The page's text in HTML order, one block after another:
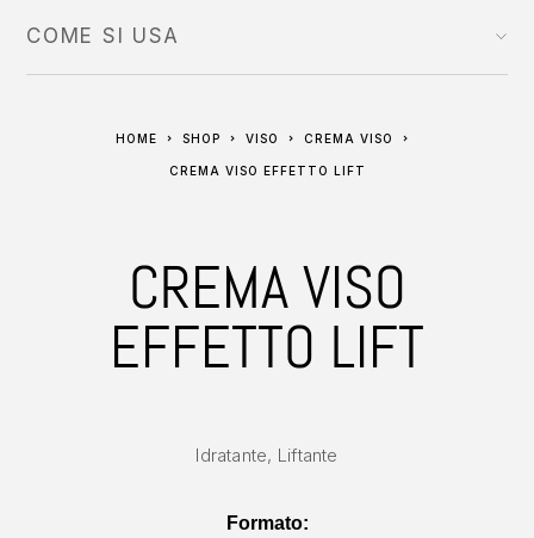
HOME SHOP VISO CREMA VISO
CREMA VISO EFFETTO LIFT
CREMA VISO
EFFETTO LIFT
Idratante, Liftante
Formato:
COME SI USA